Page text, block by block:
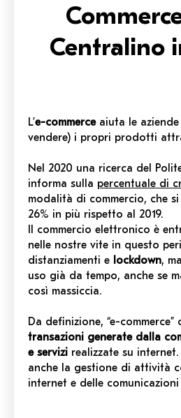
Centralino
L’e-commerce aiuta le
vendere) i propri prodotti
Nel 2020 una ricerca del
informa sulla percentuale di
modalità di commercio, che
26% in più rispetto al 2019.
Il commercio elettronico è
nelle nostre vite in questo
distanziamenti e lockdown,
uso già da tempo, anche se
così massiccia.
Da definizione, “e-commerce”
transazioni generate dalla
e servizi realizzate su
anche la gestione di attività
internet e delle